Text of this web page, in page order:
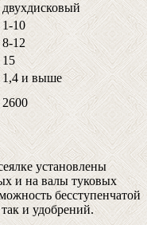
двухдисковый
1-10
8-12
15
1,4 и выше
2600
установлены
и на валы туковых
бесступенчатой
и удобрений.